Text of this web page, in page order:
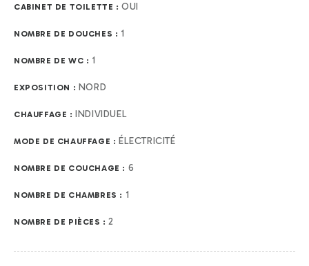
CABINET DE TOILETTE :OUI
NOMBRE DE DOUCHES : 1
NOMBRE DE WC : 1
EXPOSITION : NORD
CHAUFFAGE : INDIVIDUEL
MODE DE CHAUFFAGE : ÉLECTRICITÉ
NOMBRE DE COUCHAGE : 6
NOMBRE DE CHAMBRES : 1
NOMBRE DE PIÈCES :2